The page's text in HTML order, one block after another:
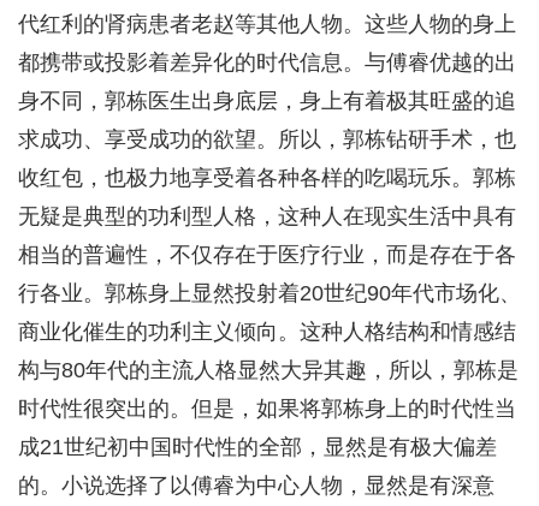
代红利的肾病患者老赵等其他人物。这些人物的身上
都携带或投影着差异化的时代信息。与傅睿优越的出
身不同，郭栋医生出身底层，身上有着极其旺盛的追
求成功、享受成功的欲望。所以，郭栋钻研手术，也
收红包，也极力地享受着各种各样的吃喝玩乐。郭栋
无疑是典型的功利型人格，这种人在现实生活中具有
相当的普遍性，不仅存在于医疗行业，而是存在于各
行各业。郭栋身上显然投射着20世纪90年代市场化、
商业化催生的功利主义倾向。这种人格结构和情感结
构与80年代的主流人格显然大异其趣，所以，郭栋是
时代性很突出的。但是，如果将郭栋身上的时代性当
成21世纪初中国时代性的全部，显然是有极大偏差
的。小说选择了以傅睿为中心人物，显然是有深意